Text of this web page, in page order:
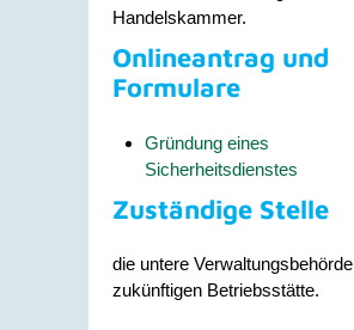
Handelskammer.
Onlineantrag und
Formulare
Gründung eines
Sicherheitsdienstes
Zuständige Stelle
die untere
zukünftigen Betriebsstätte.